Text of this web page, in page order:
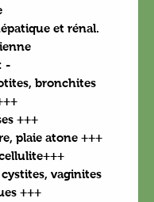
et rénal.
-
bronchites
+++
plaie atone +++
vaginites
+++